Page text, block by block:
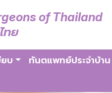
of Thailand
ทย
บ ทันตแพทย์ประจำบ้าน